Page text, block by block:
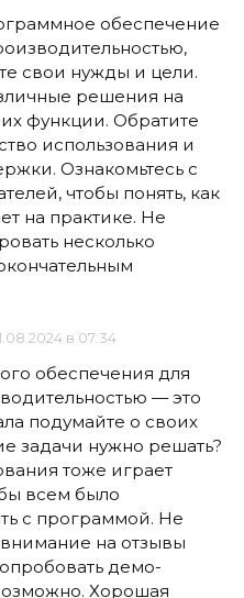
обеспечение
свои нужды и цели.
решения на
функции. Обратите
использования и
Ознакомьтесь с
чтобы понять, как
на практике. Не
несколько
в 07:34
обеспечения для
— это
подумайте о своих
задачи нужно решать?
тоже играет
всем было
с программой. Не
внимание на отзывы
демо-
Хорошая